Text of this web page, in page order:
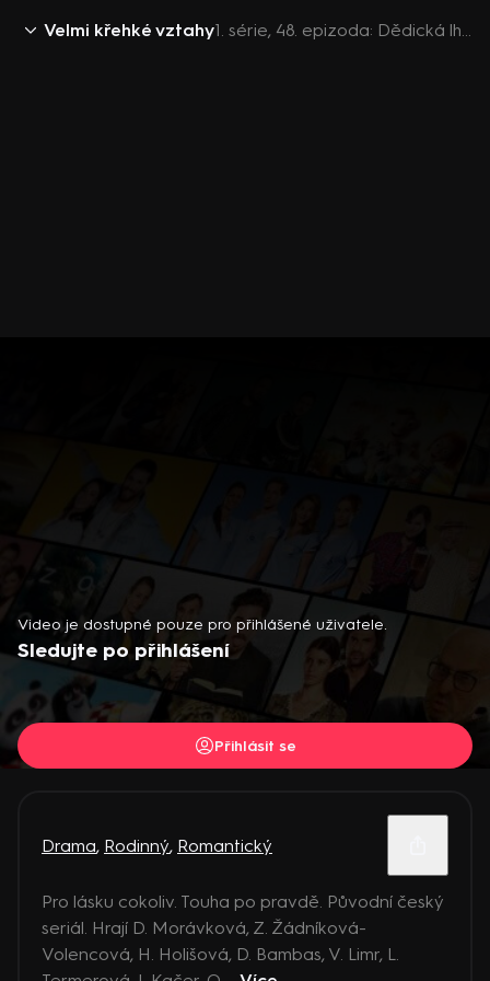
Velmi křehké vztahy 1. série, 48. epizoda: Dědická lhůta
Video je dostupné pouze pro přihlášené uživatele.
Sledujte po přihlášení
Přihlásit se
Drama, Rodinný, Romantický
Pro lásku cokoliv. Touha po pravdě. Původní český
seriál. Hrají D. Morávková, Z. Žádníková-
Volencová, H. Holišová, D. Bambas, V. Limr, L.